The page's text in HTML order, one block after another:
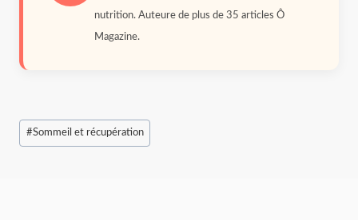
nutrition. Auteure de plus de 35 articles Ô
Magazine.
Étiquettes
de
#Sommeil et récupération